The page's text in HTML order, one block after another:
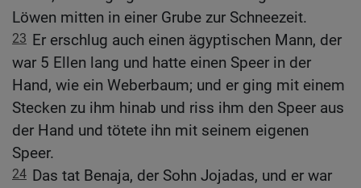
Löwen mitten in einer Grube zur Schneezeit.
23 Er erschlug auch einen ägyptischen Mann, der
war 5 Ellen lang und hatte einen Speer in der
Hand, wie ein Weberbaum; und er ging mit einem
Stecken zu ihm hinab und riss ihm den Speer aus
der Hand und tötete ihn mit seinem eigenen
Speer.
24 Das tat Benaja, der Sohn Jojadas, und er war